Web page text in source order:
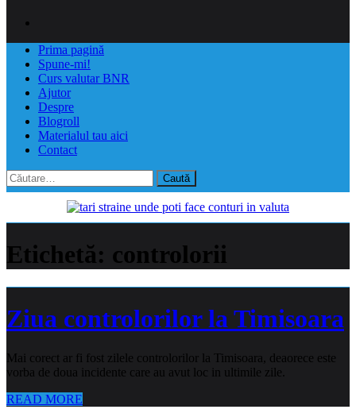
Prima pagină
Spune-mi!
Curs valutar BNR
Ajutor
Despre
Blogroll
Materialul tau aici
Contact
Caută
după:
Etichetă: controlorii
Ziua controlorilor la Timisoara
Mai corect ar fi fost zilele controlorilor la Timisoara, deaorece este
vorba de doua incidente care au avut loc in ultimile zile.
READ MORE